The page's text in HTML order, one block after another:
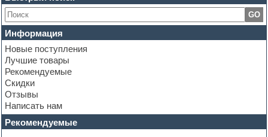
Cinematic samples
Club bass
Club leads
Club sounds
Construction kits
Convolution
Cubase
Dance drums
Dance music production tutorials
DAW
Disco samples
DJ Software
GO
Информация
Новые поступления
Лучшие товары
Рекомендуемые
Скидки
Отзывы
Написать нам
Рекомендуемые